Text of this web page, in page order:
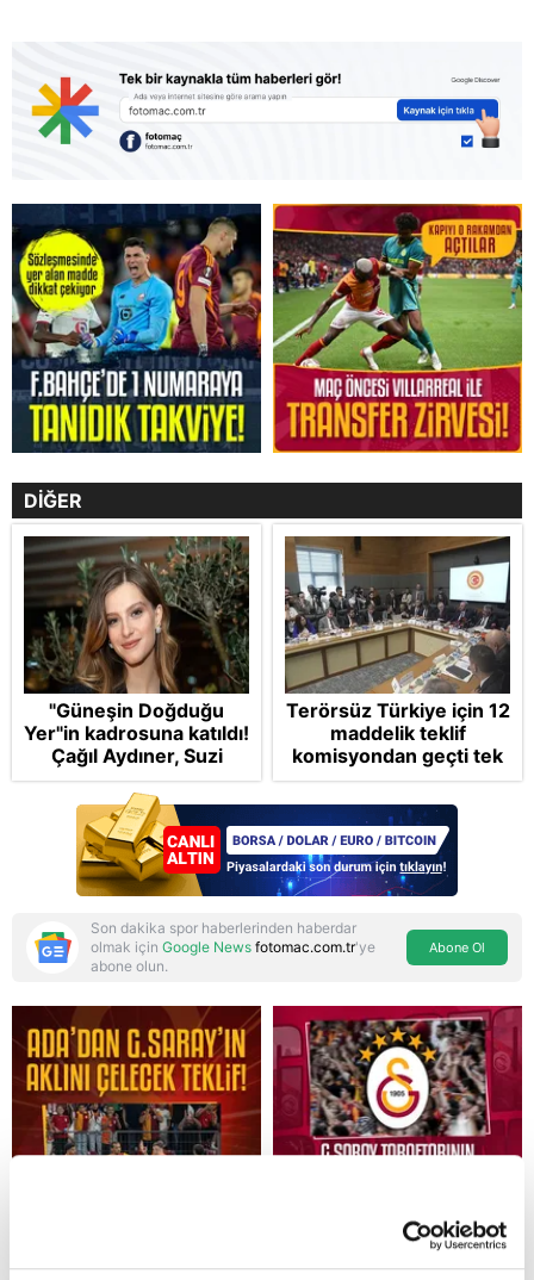
Reddet
DİĞER
"Güneşin Doğduğu
Yer"in kadrosuna katıldı!
Çağıl Aydıner, Suzi
karakteriyle geliyor
Terörsüz Türkiye için 12
maddelik teklif
komisyondan geçti tek
madde değişti!
Soruşturma ve cezalar
hangi şartlarda
ertelenecek?
Son dakika spor haberlerinden haberdar
olmak için Google News fotomac.com.tr'ye
abone olun.
Abone Ol